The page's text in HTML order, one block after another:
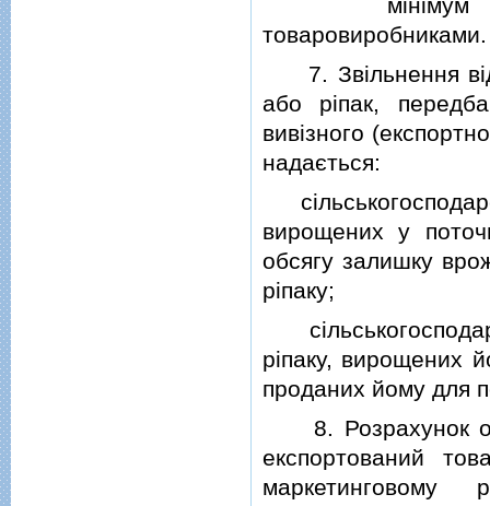
товаровиробниками.
7. Звiльнення вiд
або рiпак,
вивiзного
надається:
вирощених у
обсягу залишку
рiпаку;
рiпаку, вирощених
проданих йому для
8. Розрахунок
експортований
маркетинговому